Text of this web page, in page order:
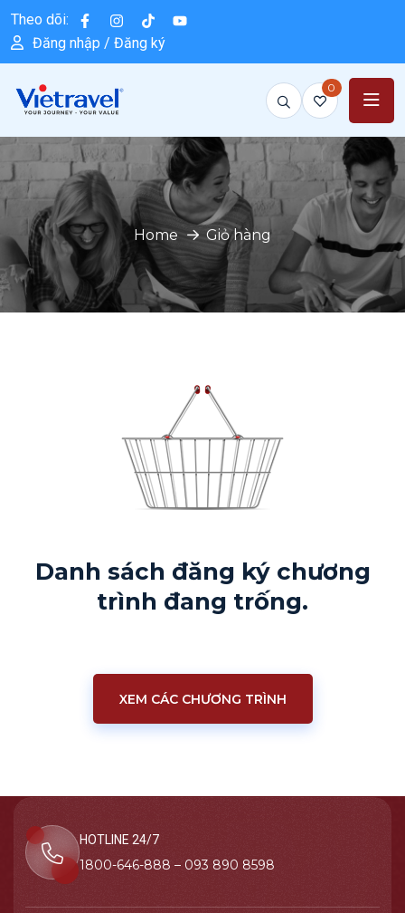
Theo dõi:
Đăng nhập / Đăng ký
0
Home Giỏ hàng
Danh sách đăng ký chương
trình đang trống.
XEM CÁC CHƯƠNG TRÌNH
HOTLINE 24/7
1800-646-888 – 093 890 8598